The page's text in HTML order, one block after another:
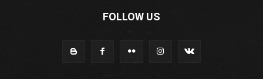
FOLLOW US